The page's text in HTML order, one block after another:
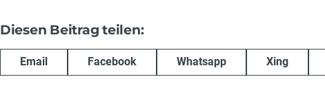
Diesen Beitrag teilen:
Email Facebook Whatsapp Xing